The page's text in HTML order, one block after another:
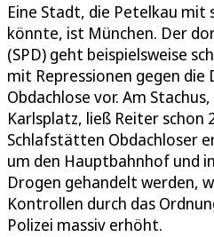
Eine Stadt, die Petelkau mit
könnte, ist München. Der
(SPD) geht beispielsweise
mit Repressionen gegen die
Obdachlose vor. Am
Karlsplatz, ließ Reiter schon
Schlafstätten Obdachloser
um den Hauptbahnhof und
Drogen gehandelt werden,
Kontrollen durch das
Polizei massiv erhöht.